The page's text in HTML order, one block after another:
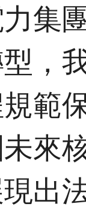
集
，
範
來
出